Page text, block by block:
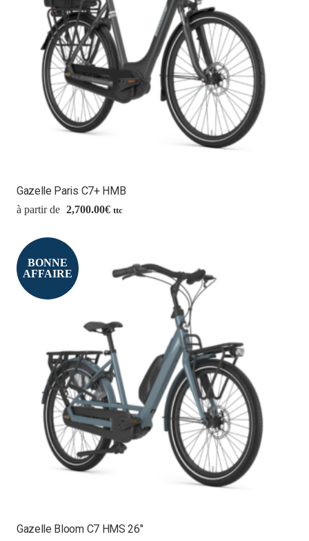
Gazelle Paris C7+ HMB
2,700.00€ ttc
BONNE
AFFAIRE
Gazelle Bloom C7 HMS 26″